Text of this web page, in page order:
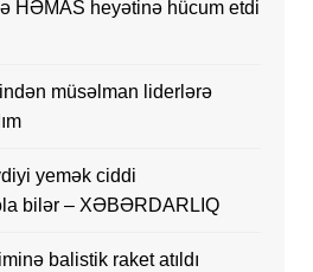
HƏMAS heyətinə hücum etdi
müsəlman liderlərə
yemək ciddi
bilər – XƏBƏRDARLIQ
balistik raket atıldı